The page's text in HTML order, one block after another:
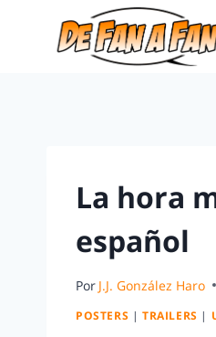
La hora
español
Por J.J. González Haro
POSTERS | TRAILERS |